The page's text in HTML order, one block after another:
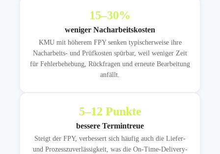
15–30%
weniger Nacharbeitskosten
KMU mit höherem FPY senken typischerweise ihre
Nacharbeits- und Prüfkosten spürbar, weil weniger Zeit
für Fehlerbehebung, Rückfragen und erneute Bearbeitung
anfällt.
5–12 Punkte
bessere Termintreue
Steigt der FPY, verbessert sich häufig auch die Liefer-
und Prozesszuverlässigkeit, was die On-Time-Delivery-